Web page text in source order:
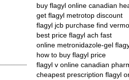
buy flagyl online canadian
get flagyl metrotop discount
flagyl jcb purchase find
best price flagyl ach fast
online metronidazole-gel
how to buy flagyl price
flagyl v online canadian
cheapest prescription flagyl